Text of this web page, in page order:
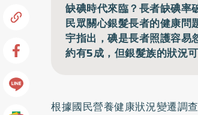
缺碘時代來臨？長者缺碘
民眾關心銀髮長者的健康問
宇指出，碘是長者照護容
約有5成，但銀髮族的狀況
根據國民營養健康狀況變遷調